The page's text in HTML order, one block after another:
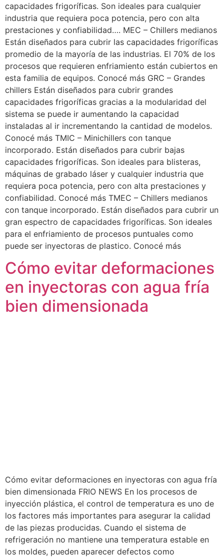
capacidades frigoríficas. Son ideales para cualquier
industria que requiera poca potencia, pero con alta
prestaciones y confiabilidad…. MEC – Chillers medianos
Están diseñados para cubrir las capacidades frigoríficas
promedio de la mayoría de las industrias. El 70% de los
procesos que requieren enfriamiento están cubiertos en
esta familia de equipos. Conocé más GRC – Grandes
chillers Están diseñados para cubrir grandes
capacidades frigoríficas gracias a la modularidad del
sistema se puede ir aumentando la capacidad
instaladas al ir incrementando la cantidad de modelos.
Conocé más TMIC – Minichillers con tanque
incorporado. Están diseñados para cubrir bajas
capacidades frigoríficas. Son ideales para blisteras,
máquinas de grabado láser y cualquier industria que
requiera poca potencia, pero con alta prestaciones y
confiabilidad. Conocé más TMEC – Chillers medianos
con tanque incorporado. Están diseñados para cubrir un
gran espectro de capacidades frigoríficas. Son ideales
para el enfriamiento de procesos puntuales como
puede ser inyectoras de plastico. Conocé más
Cómo evitar deformaciones
en inyectoras con agua fría
bien dimensionada
Cómo evitar deformaciones en inyectoras con agua fría
bien dimensionada FRIO NEWS En los procesos de
inyección plástica, el control de temperatura es uno de
los factores más importantes para asegurar la calidad
de las piezas producidas. Cuando el sistema de
refrigeración no mantiene una temperatura estable en
los moldes, pueden aparecer defectos como